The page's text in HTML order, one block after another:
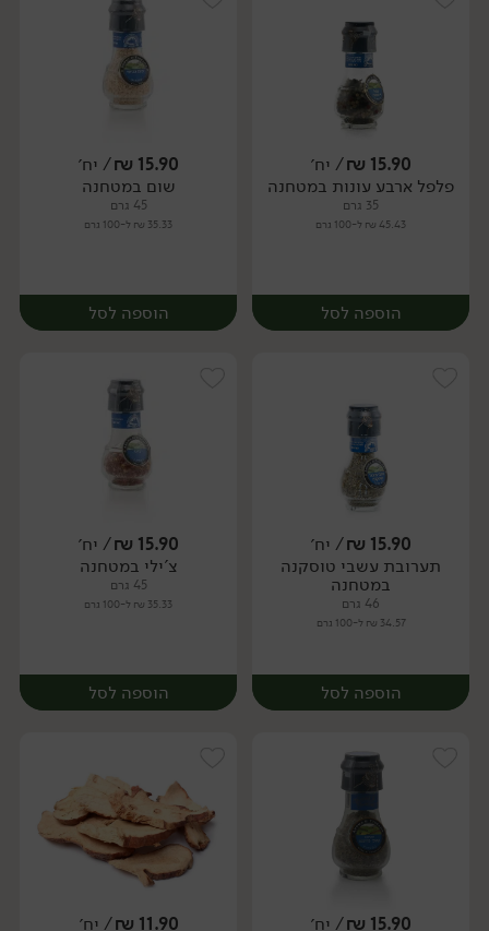
יח׳ יח׳
15.90
₪/ יח׳
פלפל ארבע עונות במטחנה
35 גרם
45.43 ₪ ל-100 גרם
הוספה לסל
יח׳
15.90
₪/ יח׳
שום במטחנה
45 גרם
35.33 ₪ ל-100 גרם
הוספה לסל
יח׳
15.90
₪/ יח׳
תערובת עשבי טוסקנה
במטחנה
46 גרם
34.57 ₪ ל-100 גרם
הוספה לסל
15.90
₪/ יח׳
צ'ילי במטחנה
45 גרם
35.33 ₪ ל-100 גרם
הוספה לסל
15.90
₪/ יח׳ 11.90
₪/ יח׳